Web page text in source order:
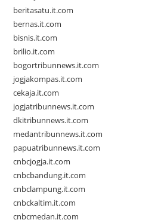
beritasatu.it.com
bernas.it.com
bisnis.it.com
brilio.it.com
bogortribunnews.it.com
jogjakompas.it.com
cekaja.it.com
jogjatribunnews.it.com
dkitribunnews.it.com
medantribunnews.it.com
papuatribunnews.it.com
cnbcjogja.it.com
cnbcbandung.it.com
cnbclampung.it.com
cnbckaltim.it.com
cnbcmedan.it.com